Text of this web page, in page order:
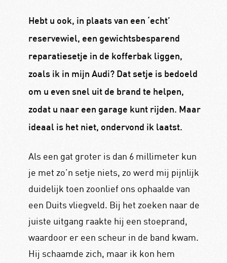
Hebt u ook, in plaats van een ‘echt’
reservewiel, een gewichtsbesparend
reparatiesetje in de kofferbak liggen,
zoals ik in mijn Audi? Dat setje is bedoeld
om u even snel uit de brand te helpen,
zodat u naar een garage kunt rijden. Maar
ideaal is het niet, ondervond ik laatst.
Als een gat groter is dan 6 millimeter kun
je met zo’n setje niets, zo werd mij pijnlijk
duidelijk toen zoonlief ons ophaalde van
een Duits vliegveld. Bij het zoeken naar de
juiste uitgang raakte hij een stoeprand,
waardoor er een scheur in de band kwam.
Hij schaamde zich, maar ik kon hem